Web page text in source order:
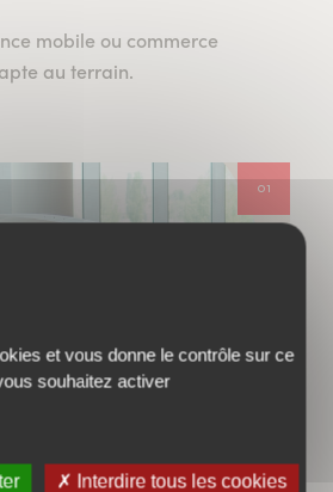
mobile ou commerce
au terrain.
01
et vous donne le contrôle sur ce
souhaitez activer
✗ Interdire tous les cookies